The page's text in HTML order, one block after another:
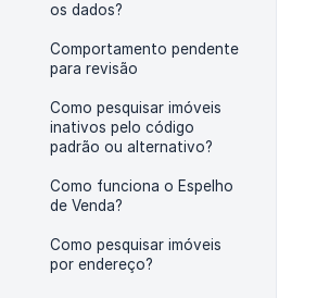
os dados?
Comportamento pendente
para revisão
Como pesquisar imóveis
inativos pelo código
padrão ou alternativo?
Como funciona o Espelho
de Venda?
Como pesquisar imóveis
por endereço?